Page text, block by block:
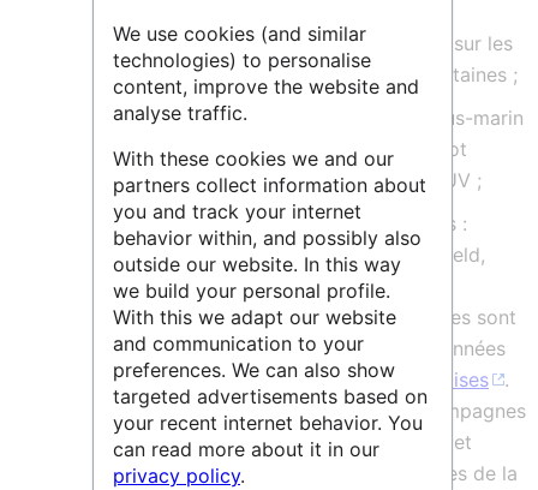
7 navires de station répartis sur les
façades maritimes métropolitaines ;
des engins sous-marins : sous-marin
Nautile (habité), le ROV (robot
téléopéré) Victor 6000, 2 AUV ;
des instruments scientifiques :
sismique, pénétromètre Penfeld,
carottiers.
Les données validées et décrites sont
publiées sur un entrepôt de données
Campagnes océaniques françaises
.
La base recense toutes les campagnes
océanographiques hauturières et
côtières réalisées sur les navires de la
We use cookies (and similar
technologies) to personalise
content, improve the website and
analyse traffic.
With these cookies we and our
partners collect information about
you and track your internet
behavior within, and possibly also
outside our website. In this way
we build your personal profile.
With this we adapt our website
and communication to your
preferences. We can also show
targeted advertisements based on
your recent internet behavior. You
can read more about it in our
privacy policy.